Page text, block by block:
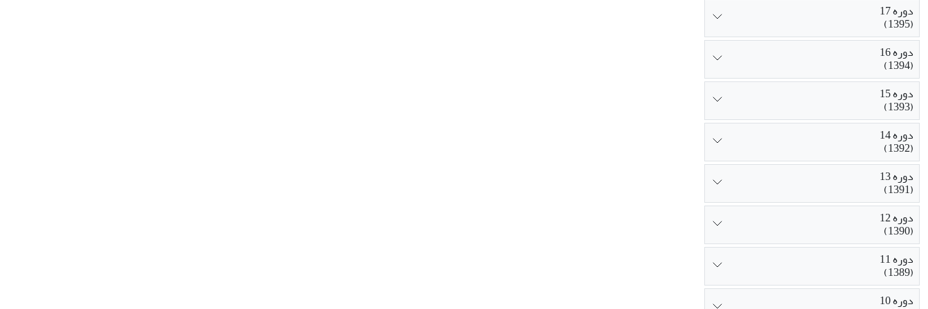
دوره 17
(1395)
دوره 16
(1394)
دوره 15
(1393)
دوره 14
(1392)
دوره 13
(1391)
دوره 12
(1390)
دوره 11
(1389)
دوره 10